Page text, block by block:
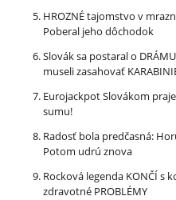
HROZNÉ tajomstvo v
Poberal jeho dôchodok
Slovák sa postaral o
museli zasahovať
Eurojackpot Slovákom
sumu!
Radosť bola predčasná:
Potom udrú znova
Rocková legenda KONČÍ s
zdravotné PROBLÉMY